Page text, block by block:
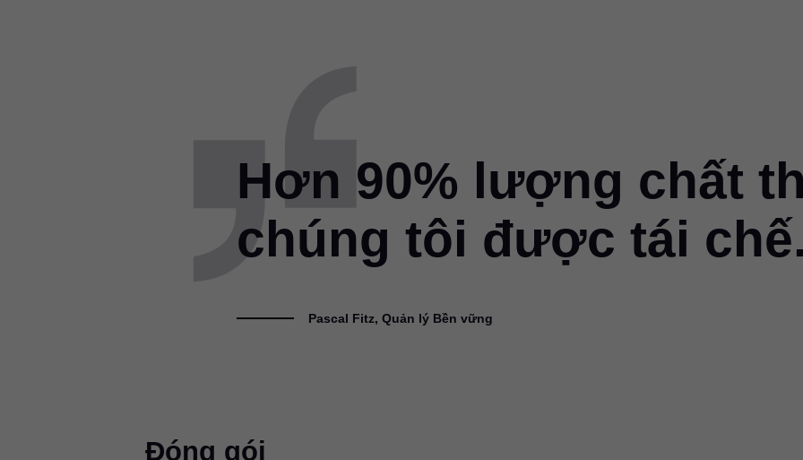
Hơn 90% lượng chất
chúng tôi được tái
Pascal Fitz, Quản lý Bền vững
Đóng gói